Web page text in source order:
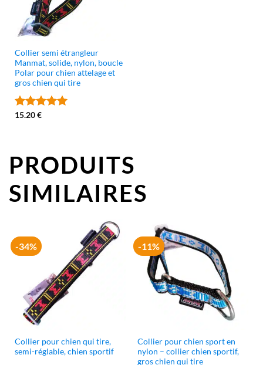
Collier semi étrangleur
Manmat, solide, nylon, boucle
Polar pour chien attelage et
gros chien qui tire
Note5
15.20€
PRODUITS
SIMILAIRES
-34%
Collier pour chien qui tire,
semi-réglable, chien sportif
-11%
Collier pour chien sport en
nylon – collier chien sportif,
gros chien qui tire